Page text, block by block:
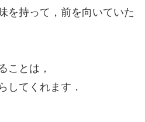
を持って，前を向いていた
ことは，
してくれます．